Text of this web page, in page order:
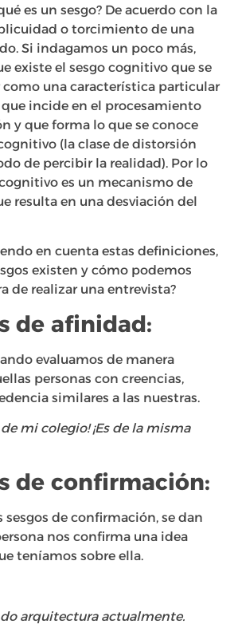
es un sesgo? De acuerdo con la
o torcimiento de una
Si indagamos un poco más,
existe el sesgo cognitivo que se
una característica particular
que incide en el procesamiento
y que forma lo que se conoce
(la clase de distorsión
de percibir la realidad)​. Por lo
es un mecanismo de
resulta en una desviación del
en cuenta estas definiciones,
existen y cómo podemos
de realizar una entrevista?
de afinidad:
evaluamos de manera
personas con creencias,
similares a las nuestras.
de mi colegio! ¡Es de la misma
de confirmación:
sesgos de confirmación, se dan
nos confirma una idea
teníamos sobre ella.
arquitectura actualmente.